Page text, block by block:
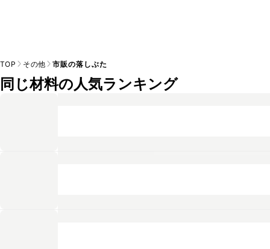
TOP その他 市販の落しぶた
同じ材料の人気ランキング